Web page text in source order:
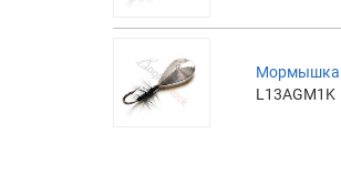
Мормышка
L13AGM1K